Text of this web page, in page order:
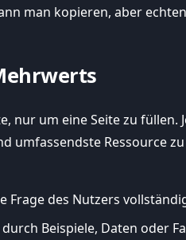
man kopieren, aber
nur um eine Seite zu
umfassendste Ressource
Frage des Nutzers
Beispiele, Daten oder